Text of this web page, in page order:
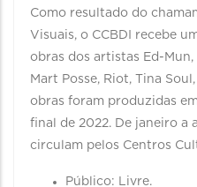
Como resultado do
Visuais, o CCBDI recebe
obras dos artistas Ed-Mun,
Mart Posse, Riot, Tina
obras foram produzidas
final de 2022. De janeiro a
circulam pelos Centros
Público: Livre.